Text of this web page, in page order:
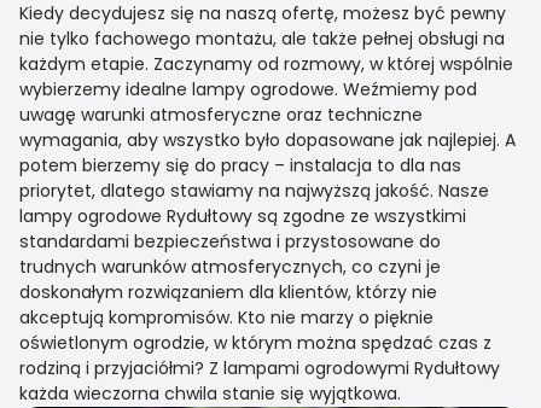
Kiedy decydujesz się na naszą ofertę, możesz być pewny
nie tylko fachowego montażu, ale także pełnej obsługi na
każdym etapie. Zaczynamy od rozmowy, w której wspólnie
wybierzemy idealne lampy ogrodowe. Weźmiemy pod
uwagę warunki atmosferyczne oraz techniczne
wymagania, aby wszystko było dopasowane jak najlepiej. A
potem bierzemy się do pracy – instalacja to dla nas
priorytet, dlatego stawiamy na najwyższą jakość. Nasze
lampy ogrodowe Rydułtowy są zgodne ze wszystkimi
standardami bezpieczeństwa i przystosowane do
trudnych warunków atmosferycznych, co czyni je
doskonałym rozwiązaniem dla klientów, którzy nie
akceptują kompromisów. Kto nie marzy o pięknie
oświetlonym ogrodzie, w którym można spędzać czas z
rodziną i przyjaciółmi? Z lampami ogrodowymi Rydułtowy
każda wieczorna chwila stanie się wyjątkowa.